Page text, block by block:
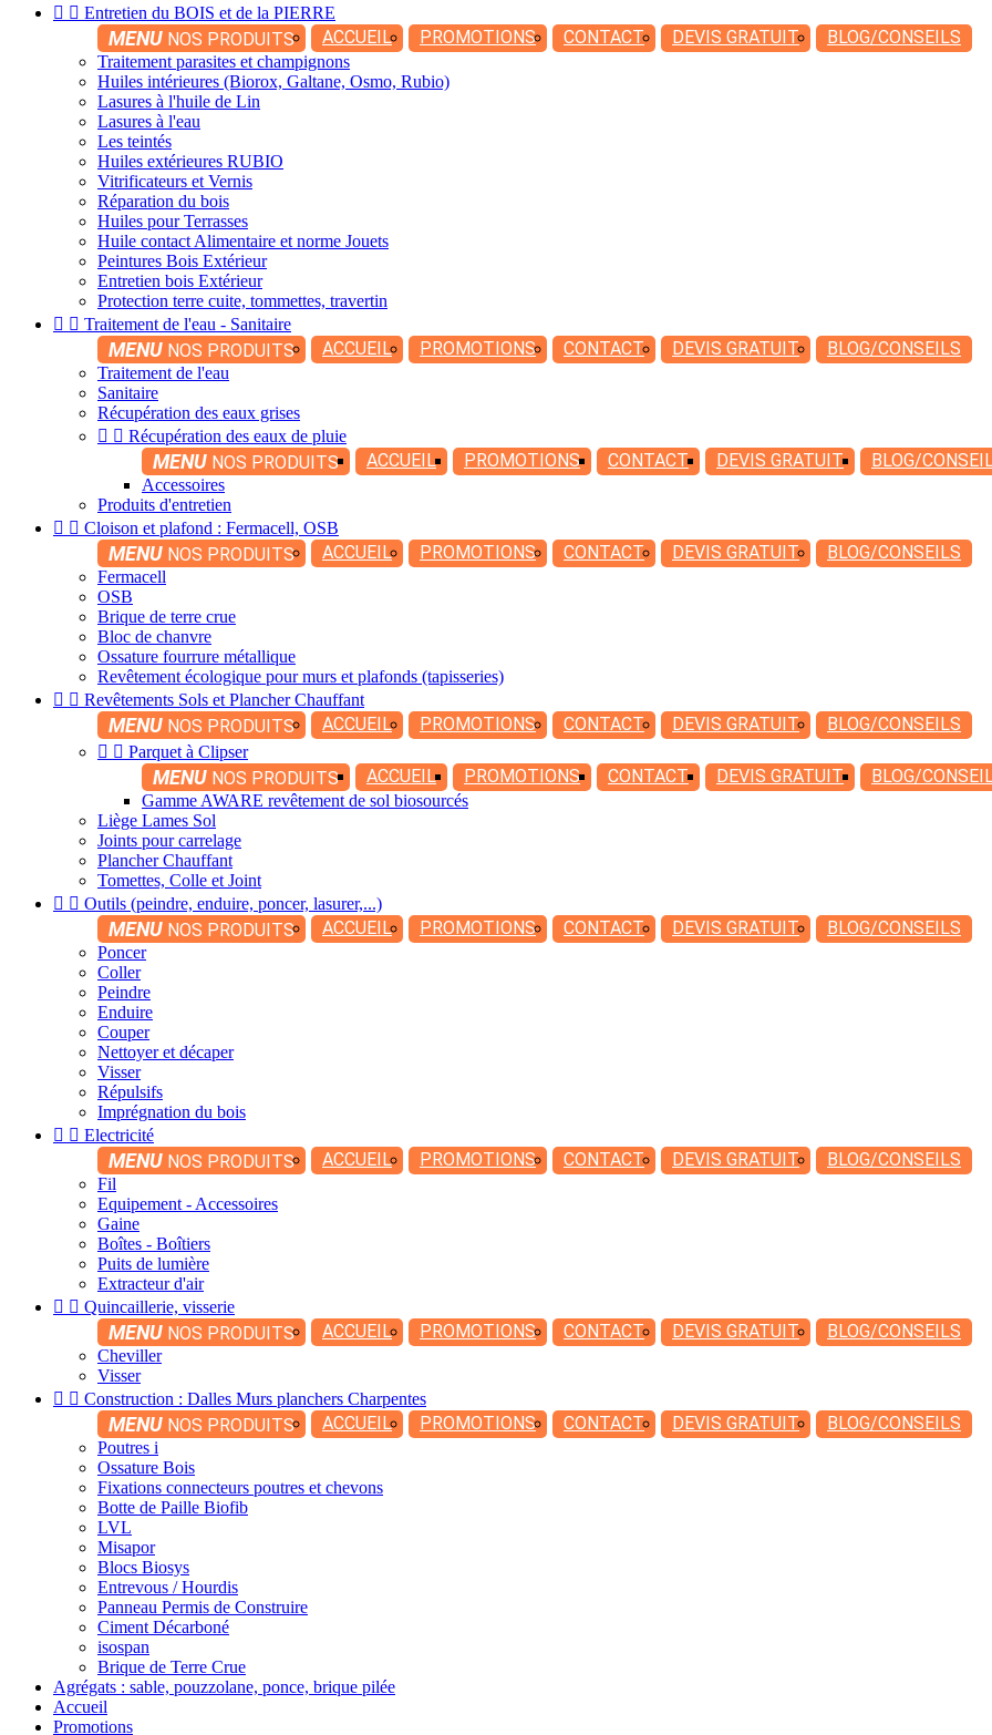
  Entretien du BOIS et de la PIERRE
MENU NOS PRODUITS ACCUEIL PROMOTIONS CONTACT DEVIS GRATUIT BLOG/CONSEILS
Traitement parasites et champignons
Huiles intérieures (Biorox, Galtane, Osmo, Rubio)
Lasures à l'huile de Lin
Lasures à l'eau
Les teintés
Huiles extérieures RUBIO
Vitrificateurs et Vernis
Réparation du bois
Huiles pour Terrasses
Huile contact Alimentaire et norme Jouets
Peintures Bois Extérieur
Entretien bois Extérieur
Protection terre cuite, tommettes, travertin
  Traitement de l'eau - Sanitaire
MENU NOS PRODUITS ACCUEIL PROMOTIONS CONTACT DEVIS GRATUIT BLOG/CONSEILS
Traitement de l'eau
Sanitaire
Récupération des eaux grises
  Récupération des eaux de pluie
MENU NOS PRODUITS ACCUEIL PROMOTIONS CONTACT DEVIS GRATUIT BLOG/
Accessoires
Produits d'entretien
  Cloison et plafond : Fermacell, OSB
MENU NOS PRODUITS ACCUEIL PROMOTIONS CONTACT DEVIS GRATUIT BLOG/CONSEILS
Fermacell
OSB
Brique de terre crue
Bloc de chanvre
Ossature fourrure métallique
Revêtement écologique pour murs et plafonds (tapisseries)
  Revêtements Sols et Plancher Chauffant
MENU NOS PRODUITS ACCUEIL PROMOTIONS CONTACT DEVIS GRATUIT BLOG/CONSEILS
  Parquet à Clipser
MENU NOS PRODUITS ACCUEIL PROMOTIONS CONTACT DEVIS GRATUIT BLOG/
Gamme AWARE revêtement de sol biosourcés
Liège Lames Sol
Joints pour carrelage
Plancher Chauffant
Tomettes, Colle et Joint
  Outils (peindre, enduire, poncer, lasurer,...)
MENU NOS PRODUITS ACCUEIL PROMOTIONS CONTACT DEVIS GRATUIT BLOG/CONSEILS
Poncer
Coller
Peindre
Enduire
Couper
Nettoyer et décaper
Visser
Répulsifs
Imprégnation du bois
  Electricité
MENU NOS PRODUITS ACCUEIL PROMOTIONS CONTACT DEVIS GRATUIT BLOG/CONSEILS
Fil
Equipement - Accessoires
Gaine
Boîtes - Boîtiers
Puits de lumière
Extracteur d'air
  Quincaillerie, visserie
MENU NOS PRODUITS ACCUEIL PROMOTIONS CONTACT DEVIS GRATUIT BLOG/CONSEILS
Cheviller
Visser
  Construction : Dalles Murs planchers Charpentes
MENU NOS PRODUITS ACCUEIL PROMOTIONS CONTACT DEVIS GRATUIT BLOG/CONSEILS
Poutres i
Ossature Bois
Fixations connecteurs poutres et chevons
Botte de Paille Biofib
LVL
Misapor
Blocs Biosys
Entrevous / Hourdis
Panneau Permis de Construire
Ciment Décarboné
isospan
Brique de Terre Crue
Agrégats : sable, pouzzolane, ponce, brique pilée
Accueil
Promotions